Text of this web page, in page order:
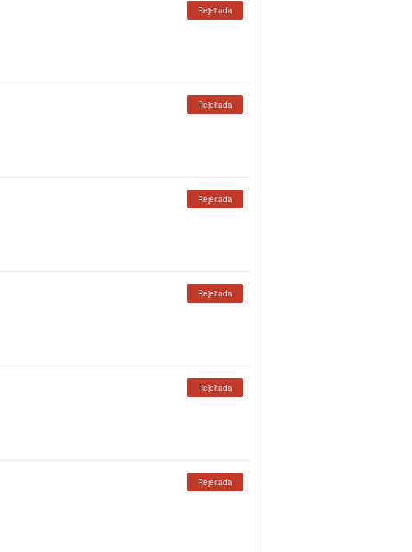
Rejeitada
Rejeitada
Rejeitada
Rejeitada
Rejeitada
Rejeitada